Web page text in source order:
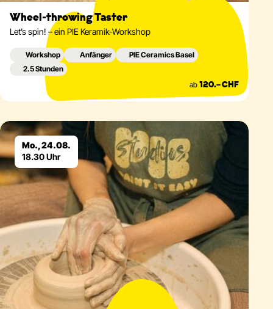
Wheel-throwing Taster
Let’s spin! – ein PIE Keramik-Workshop
Workshop Anfänger
PIE Ceramics Basel
2.5 Stunden
ab 120.– CHF
Mo., 24.08.
18.30 Uhr
Eventdetails